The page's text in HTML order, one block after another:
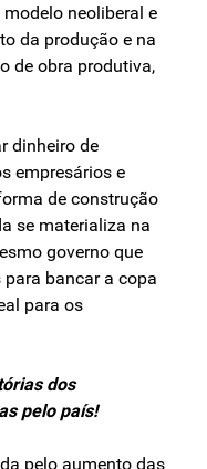
neoliberal e
da produção e na
de obra produtiva,
dinheiro de
empresários e
de construção
se materializa na
governo que
bancar a copa
para os
dos
pelo país!
pelo aumento das